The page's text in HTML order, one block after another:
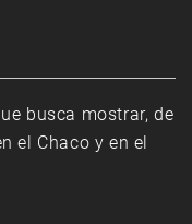
busca mostrar, de
el Chaco y en el